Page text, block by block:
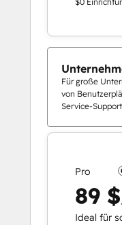
Für große
von
Service-
Pro
89 $
Ideal für